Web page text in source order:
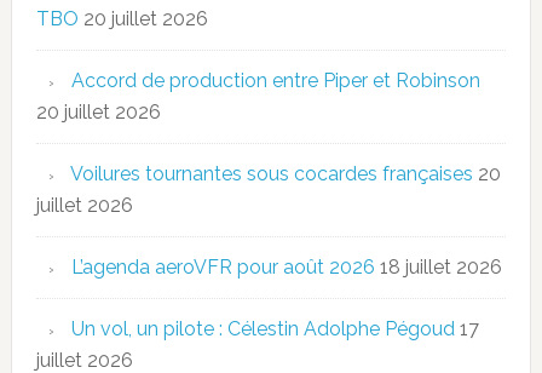
TBO 20 juillet 2026
Accord de production entre Piper et Robinson
20 juillet 2026
Voilures tournantes sous cocardes françaises 20
juillet 2026
L’agenda aeroVFR pour août 2026 18 juillet 2026
Un vol, un pilote : Célestin Adolphe Pégoud 17
juillet 2026